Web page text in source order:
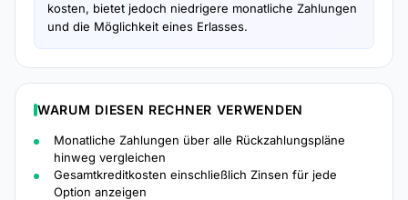
kosten, bietet jedoch niedrigere monatliche Zahlungen
und die Möglichkeit eines Erlasses.
WARUM DIESEN RECHNER VERWENDEN
Monatliche Zahlungen über alle Rückzahlungspläne
hinweg vergleichen
Gesamtkreditkosten einschließlich Zinsen für jede
Option anzeigen